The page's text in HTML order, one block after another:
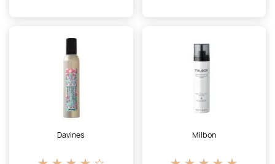
Davines Milbon